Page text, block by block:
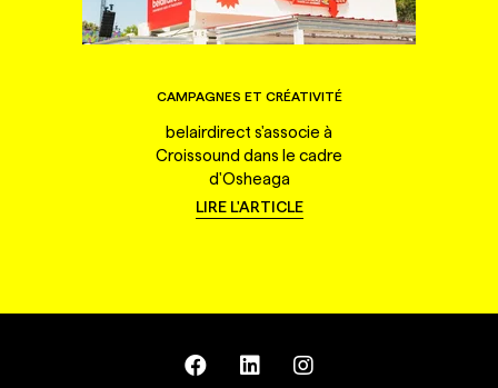
CAMPAGNES ET CRÉATIVITÉ
belairdirect s'associe à
Croissound dans le cadre
d'Osheaga
LIRE L'ARTICLE